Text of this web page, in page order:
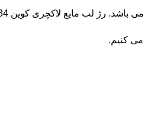
لاکچری کوین 134 یکی از رنگ های تیره می باشد.
می کنیم.